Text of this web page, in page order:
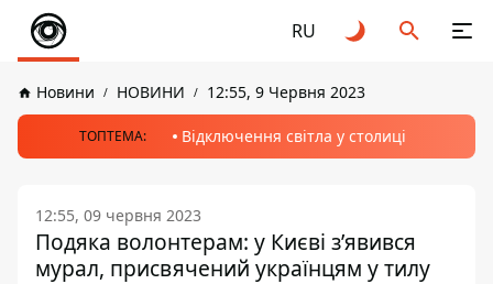
RU
Новини НОВИНИ 12:55, 9 Червня 2023
ТОПТЕМА: Відключення світла у столиці
12:55, 09 червня 2023
Подяка волонтерам: у Києві з’явився
мурал, присвячений українцям у тилу